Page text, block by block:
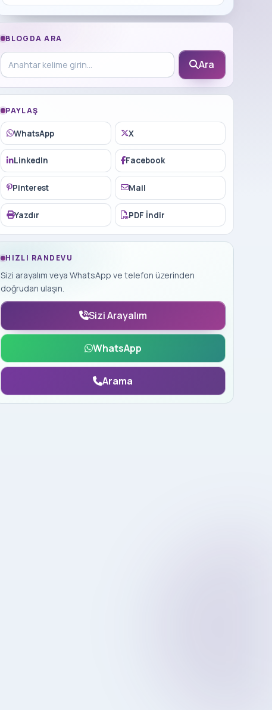
BLOGDA ARA
Blog içinde ara
Ara
PAYLAŞ
WhatsApp X
LinkedIn Facebook
Pinterest Mail
Yazdır PDF İndir
HIZLI RANDEVU
Sizi arayalım veya WhatsApp ve telefon üzerinden
doğrudan ulaşın.
Sizi Arayalım
WhatsApp
Arama